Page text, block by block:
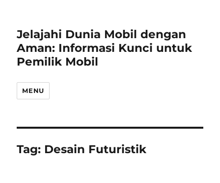
Jelajahi Dunia Mobil dengan
Aman: Informasi Kunci untuk
Pemilik Mobil
MENU
Tag: Desain Futuristik